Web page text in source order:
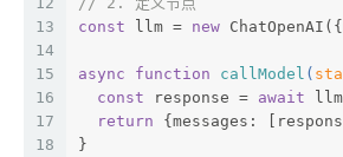
13
14
15
16
17
18
const llm = new
async function callModel (
const response = await
return {messages:
}